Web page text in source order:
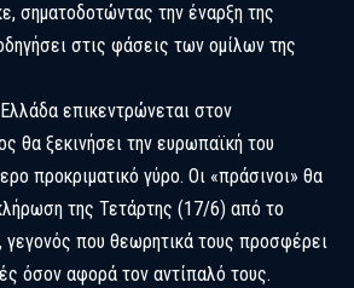
σηματοδοτώντας την έναρξη της
στις φάσεις των ομίλων της
επικεντρώνεται στον
θα ξεκινήσει την ευρωπαϊκή του
προκριματικό γύρο. Οι «πράσινοι» θα
της Τετάρτης (17/6) από το
που θεωρητικά τους προσφέρει
όσον αφορά τον αντίπαλό τους.